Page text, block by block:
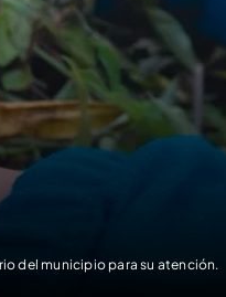
del municipio para su atención.